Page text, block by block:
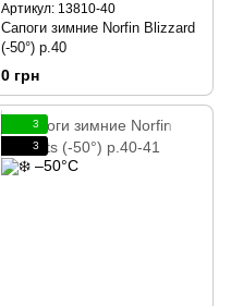
Артикул: 13810-40
Сапоги зимние Norfin Blizzard
(-50°) p.40
0 грн
3
3